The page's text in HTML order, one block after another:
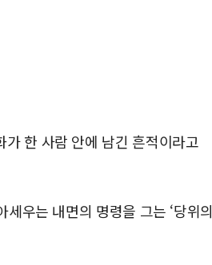
한 사람 안에 남긴 흔적이라고
우는 내면의 명령을 그는 ‘당위의